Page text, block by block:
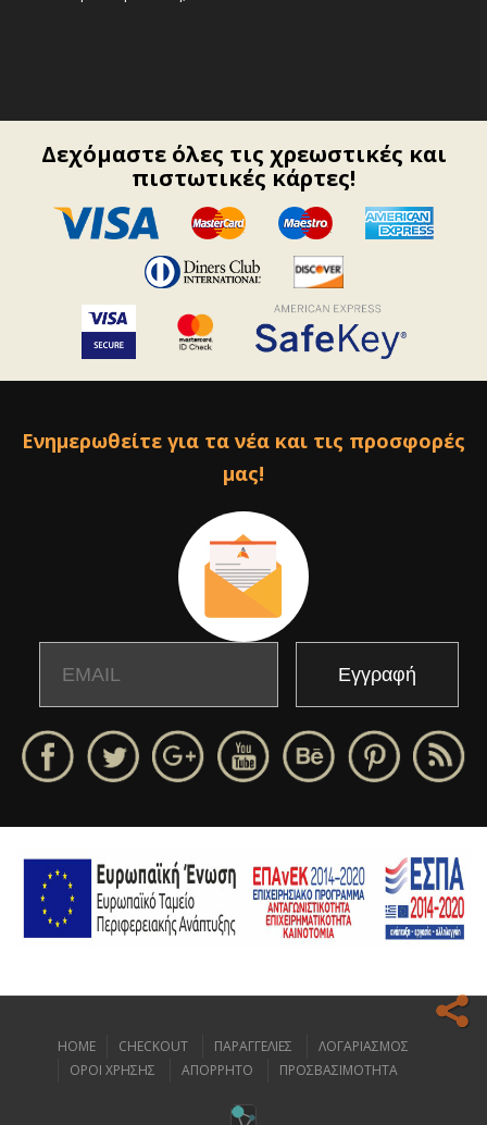
Δεχόμαστε όλες τις χρεωστικές και
πιστωτικές κάρτες!
Ενημερωθείτε για τα νέα και τις προσφορές
μας!
Ο ιστοχώρος μας κάνει χρήση cookies για να σας προσφέρει την
HOME CHECKOUT ΠΑΡΑΓΓΕΛΙΕΣ
ΛΟΓΑΡΙΑΣΜΟΣ
ΟΡΟΙ ΧΡΗΣΗΣ
ΑΠΟΡΡΗΤΟ ΠΡΟΣΒΑΣΙΜΟΤΗΤΑ